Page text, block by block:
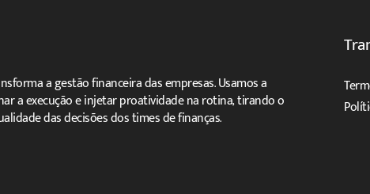
a gestão financeira das empresas. Usamos a
a execução e injetar proatividade na rotina, tirando o
das decisões dos times de finanças.